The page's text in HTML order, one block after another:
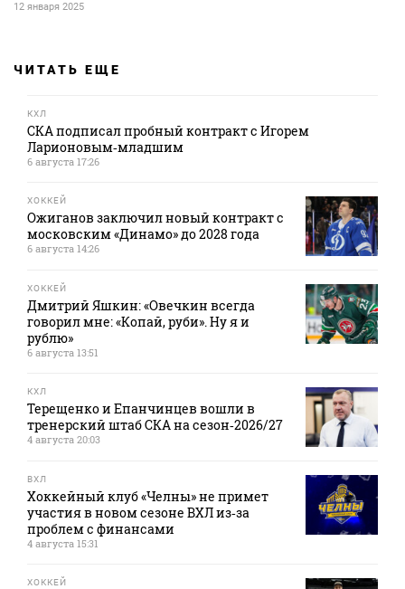
12 января 2025
ЧИТАТЬ ЕЩЕ
КХЛ
СКА подписал пробный контракт с Игорем
Ларионовым‑младшим
6 августа 17:26
ХОККЕЙ
Ожиганов заключил новый контракт с
московским «Динамо» до 2028 года
6 августа 14:26
ХОККЕЙ
Дмитрий Яшкин: «Овечкин всегда
говорил мне: «Копай, руби». Ну я и
рублю»
6 августа 13:51
КХЛ
Терещенко и Епанчинцев вошли в
тренерский штаб СКА на сезон‑2026/27
4 августа 20:03
ВХЛ
Хоккейный клуб «Челны» не примет
участия в новом сезоне ВХЛ из‑за
проблем с финансами
4 августа 15:31
ХОККЕЙ